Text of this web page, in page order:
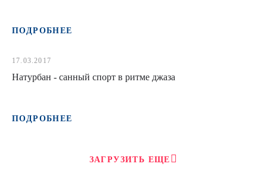
ПОДРОБНЕЕ
17.03.2017
Натурбан - санный спорт в ритме джаза
ПОДРОБНЕЕ
ЗАГРУЗИТЬ ЕЩЕ